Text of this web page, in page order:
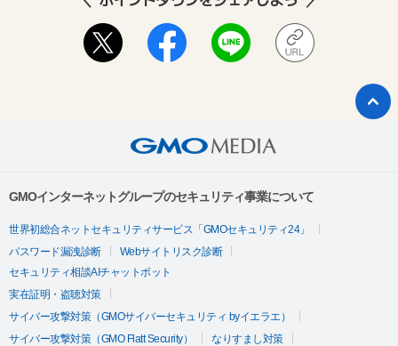
GMOインターネットグループのセキュリティ事業について
世界初総合ネットセキュリティサービス「GMOセキュリティ24」
パスワード漏洩診断
Webサイトリスク診断
セキュリティ相談AIチャットボット
実在証明・盗聴対策
サイバー攻撃対策（GMOサイバーセキュリティ byイエラエ）
サイバー攻撃対策（GMO Flatt Security）
なりすまし対策